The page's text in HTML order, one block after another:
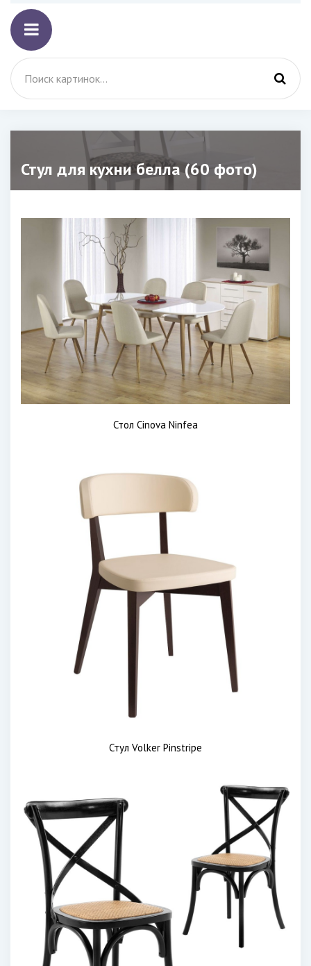
Стул для кухни белла (60 фото)
Стол Cinova Ninfea
Стул Volker Pinstripe